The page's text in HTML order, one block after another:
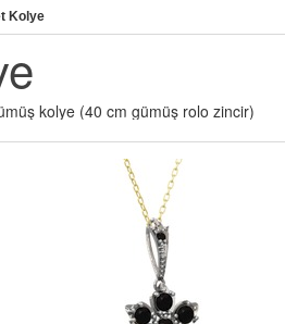
Kolye
kolye (40 cm gümüş rolo zincir)